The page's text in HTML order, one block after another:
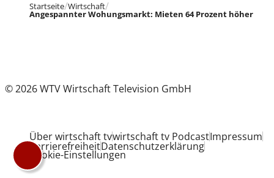
Startseite Wirtschaft
Angespannter Wohungsmarkt: Mieten 64 Prozent höher
© 2026 WTV Wirtschaft Television GmbH
Über wirtschaft tvwirtschaft tv PodcastImpressum
BarrierefreiheitDatenschutzerklärung
Cookie-Einstellungen